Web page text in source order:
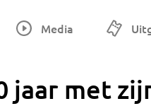
Media
jaar met